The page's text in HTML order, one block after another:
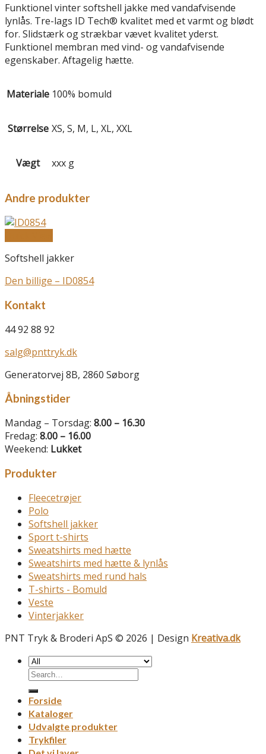
Funktionel vinter softshell jakke med vandafvisende
lynlås. Tre-lags ID Tech® kvalitet med et varmt og blødt
for. Slidstærk og strækbar vævet kvalitet yderst.
Funktionel membran med vind- og vandafvisende
egenskaber. Aftagelig hætte.
Materiale 100% bomuld
Størrelse XS, S, M, L, XL, XXL
Vægt xxx g
Andre produkter
Softshell jakker
Den billige – ID0854
Kontakt
44 92 88 92
salg@pnttryk.dk
Generatorvej 8B, 2860 Søborg
Åbningstider
Mandag – Torsdag: 8.00 – 16.30
Fredag: 8.00 – 16.00
Weekend: Lukket
Produkter
Fleecetrøjer
Polo
Softshell jakker
Sport t-shirts
Sweatshirts med hætte
Sweatshirts med hætte & lynlås
Sweatshirts med rund hals
T-shirts - Bomuld
Veste
Vinterjakker
PNT Tryk & Broderi ApS © 2026 | Design Kreativa.dk
Forside
Kataloger
Udvalgte produkter
Trykfiler